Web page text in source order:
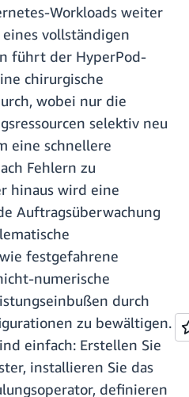
Workloads weiter
vollständigen
führt der HyperPod-
chirurgische
wobei nur die
selektiv neu
eine schnellere
Fehlern zu
hinaus wird eine
Auftragsüberwachung
festgefahrene
numerische
durch
zu bewältigen.
einfach: Erstellen Sie
installieren Sie das
definieren